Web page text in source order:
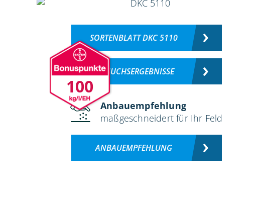
100
SORTENBLATT DKC 5110
VERSUCHSERGEBNISSE
Anbauempfehlung
maßgeschneidert für Ihr Feld
ANBAUEMPFEHLUNG